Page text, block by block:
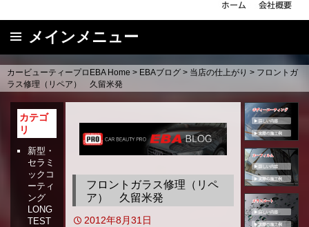
メインメニュー
コ
ン
カービューティープロEBA Home > EBAブログ > 当店の仕上がり > フロントガ
ラス修理（リペア） 久留米発
フロントガラス修理（リペ
ア） 久留米発
2012年8月31日
カテゴ
リ
新型・
セラミ
ックコ
ーティ
ング
LONG
TEST